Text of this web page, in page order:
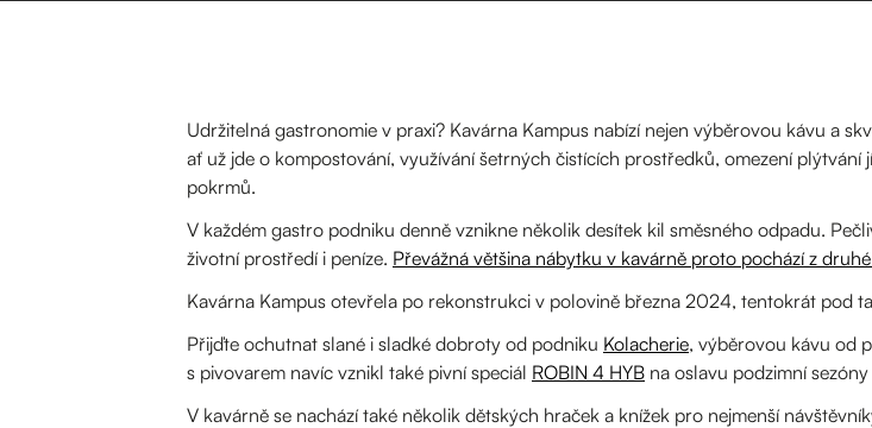
Udržitelná gastronomie v praxi? Kavárna Kampus nabízí nejen výběrovou kávu a
ať už jde o kompostování, využívání šetrných čistících prostředků, omezení
pokrmů.
V každém gastro podniku denně vznikne několik desítek kil směsného odpadu.
životní prostředí i peníze. Převážná většina nábytku v kavárně proto pochází z
Kavárna Kampus otevřela po rekonstrukci v polovině března 2024, tentokrát pod
Přijďte ochutnat slané i sladké dobroty od podniku Kolacherie, výběrovou kávu od
s pivovarem navíc vznikl také pivní speciál ROBIN 4 HYB na oslavu podzimní
V kavárně se nachází také několik dětských hraček a knížek pro nejmenší